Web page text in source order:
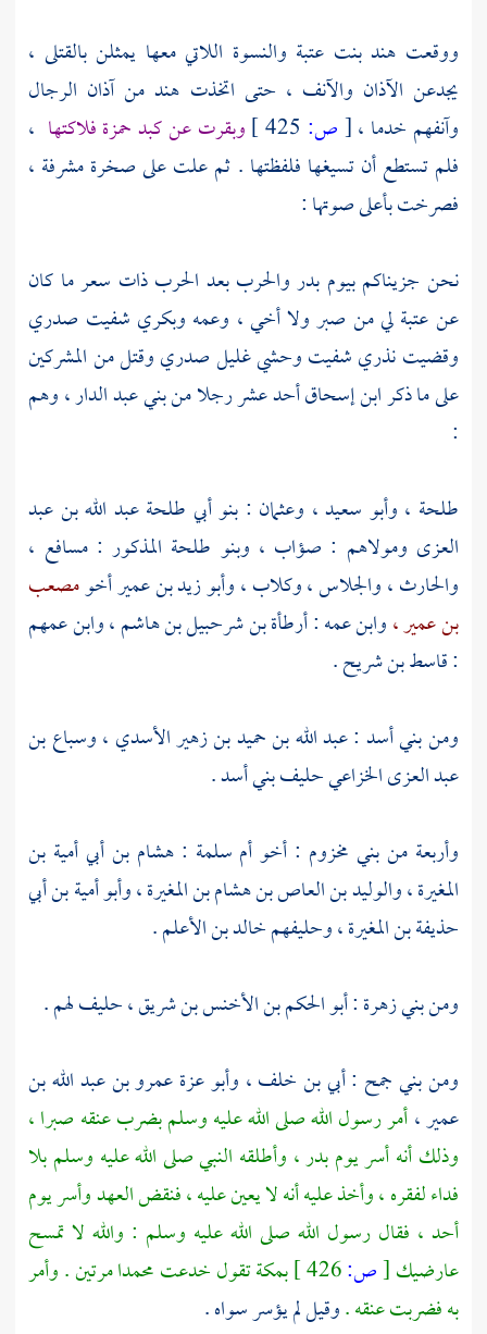
ووقعت هند بنت عتبة والنسوة اللاتي معها يمثلن بالقتلى ،
يجدعن الآذان والآنف ، حتى اتخذت هند من آذان الرجال
وآنفهم خدما ،[ص: وبقرت عن كبدحمزةفلاكتها ،
فلم تستطع أن تسيغها فلفظتها . ثم علت على صخرة مشرفة ،
فصرخت بأعلى صوتها :
نحن جزيناكم بيوم بدروالحرب بعد الحرب ذات سعر ما كان
عنعتبةلي من صبر ولا أخي ، وعمه وبكري شفيت صدري
وقضيت نذري شفيتوحشيغليل صدري وقتل من المشركين
على ما ذكرابن إسحاقأحد عشر رجلا منبني عبد الدار ،وهم
:
طلحة ، وأبو سعيد ، وعثمان : بنوأبي طلحة عبد الله بن عبد
العزى ومولاهم : صؤاب ، وبنو طلحة المذكور :مسافع ،
والحارث ،والجلاس ،وكلاب ،وأبو زيد بن عميرأخومصعب
بن عمير ،وابن عمه :أرطأة بن شرحبيل بن هاشم ،وابن عمهم
:قاسط بن شريح.
ومنبني أسد :عبد الله بن حميد بن زهير الأسدي ،وسباع بن
عبد العزى الخزاعيحليفبني أسد.
وأربعة منبني مخزوم : أخوأم سلمة :هشام بن أبي أمية بن
المغيرة ،والوليد بن العاص بن هشام بن المغيرة ،وأبو أمية بن أبي
حذيفة بن المغيرة ،وحليفهمخالد بن الأعلم.
ومنبني زهرة:أبو الحكم بن الأخنس بن شريق ،حليف لهم .
ومنبني جمح :أبي بن خلف ، وأبو عزة عمرو بن عبد الله بن
عمير ،أمر رسول الله صلى الله عليه وسلم بضرب عنقه صبرا ،
وذلك أنه أسر يومبدر ، وأطلقه النبي صلى الله عليه وسلم بلا
فداء لفقره ، وأخذ عليه أنه لا يعين عليه ، فنقض العهد وأسر يوم
أحد ، فقال رسول الله صلى الله عليه وسلم : والله لا تمسح
عارضيك[ص: بمكةتقول خدعتمحمدامرتين . وأمر
به فضربت عنقه .وقيل لم يؤسر سواه .